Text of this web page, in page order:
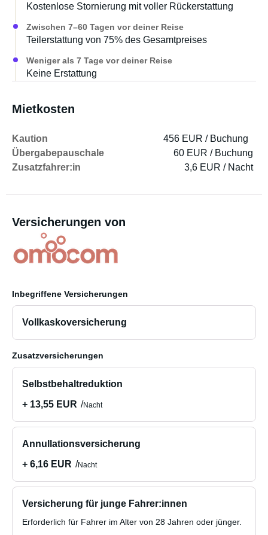
Kostenlose Stornierung mit voller Rückerstattung
Zwischen 7–60 Tagen vor deiner Reise
Teilerstattung von 75% des Gesamtpreises
Weniger als 7 Tage vor deiner Reise
Keine Erstattung
Mietkosten
Kaution
456 EUR / Buchung
Übergabepauschale
60 EUR / Buchung
Zusatzfahrer:in
3,6 EUR / Nacht
Versicherungen von
Inbegriffene Versicherungen
Vollkaskoversicherung
Zusatzversicherungen
Selbstbehaltreduktion
+ 13,55 EUR
Nacht
Annullationsversicherung
+ 6,16 EUR
Nacht
Versicherung für junge Fahrer:innen
Erforderlich für Fahrer im Alter von 28 Jahren oder jünger.